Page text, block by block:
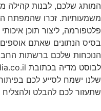
המותג שלכם, לבנות קהילה
משמעותיות. זכרו שהמפתח
פלטפורמה, ליצור תוכן איכותי
בסיס הנתונים שאתם
הנוכחות שלכם ברשתות
שלנו ישמח לסייע לכם
שתעזור לכם להבלט ולהצליח